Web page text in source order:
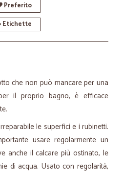
Preferito
Etichette
che non può mancare per una
il proprio bagno, è efficace
le superfici e i rubinetti.
usare regolarmente un
anche il calcare più ostinato, le
di acqua. Usato con regolarità,